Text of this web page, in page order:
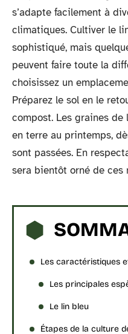
s’adapte facilement à
climatiques. Cultiver le
sophistiqué, mais
peuvent faire toute la
choisissez un
Préparez le sol en le
compost. Les graines
en terre au printemps,
sont passées. En
sera bientôt orné de ces
Les caractéristiques
Les principales
Le lin bleu
Étapes de la culture